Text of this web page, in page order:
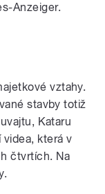
Anzeiger.
vztahy.
stavby totiž
Kataru
videa, která v
čtvrtích. Na